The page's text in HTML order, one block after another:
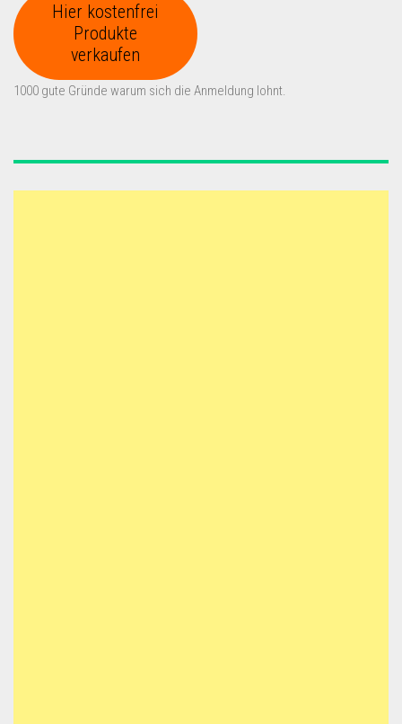
Hier kostenfrei
Produkte
verkaufen
1000 gute Gründe warum sich die Anmeldung lohnt.